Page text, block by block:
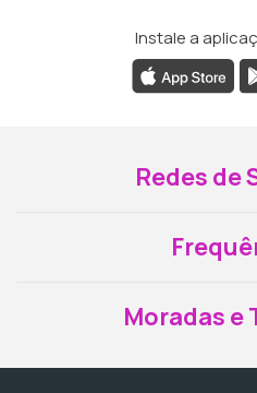
Instale a
Redes de
Moradas e